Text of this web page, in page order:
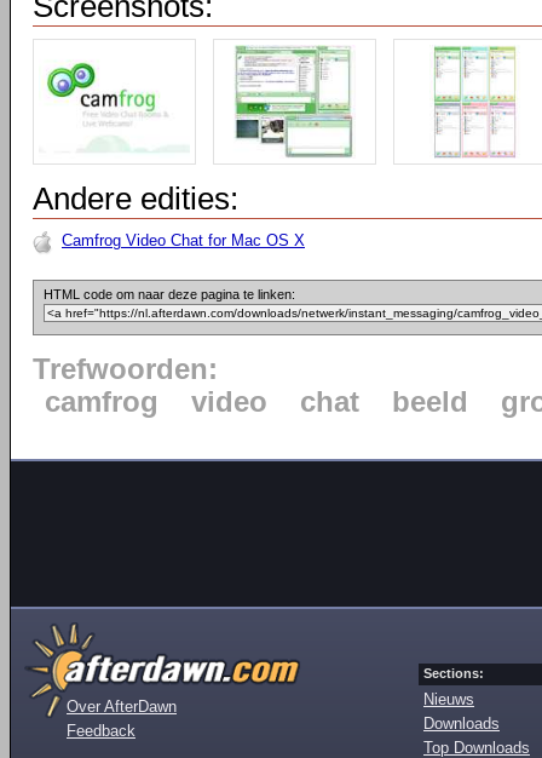
Andere edities:
Camfrog Video Chat for Mac OS X
HTML code om naar deze pagina te linken:
Trefwoorden:
camfrog
video chat beeld
Over AfterDawn
Feedback
Sections:
Nieuws
Downloads
Top Downloads